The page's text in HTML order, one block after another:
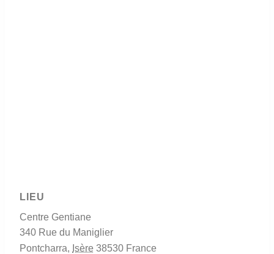
LIEU
Centre Gentiane
340 Rue du Maniglier
Pontcharra, Isère 38530 France